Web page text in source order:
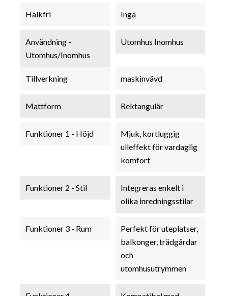
Halkfri Inga
Användning -
Utomhus/Inomhus
Utomhus Inomhus
Tillverkning maskinvävd
Mattform Rektangulär
Funktioner 1 - Höjd
Mjuk, kortluggig
ulleffekt för vardaglig
komfort
Funktioner 2 - Stil
Integreras enkelt i
olika inredningsstilar
Funktioner 3 - Rum
Perfekt för uteplatser,
balkonger, trädgårdar
och
utomhusutrymmen